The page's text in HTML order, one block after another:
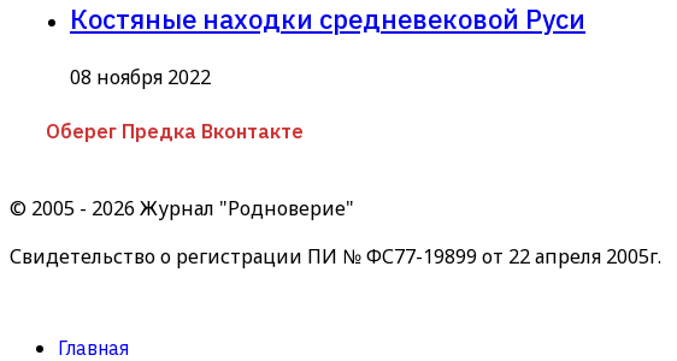
Костяные находки средневековой Руси
08 ноября 2022
Оберег Предка Вконтакте
© 2005 - 2026 Журнал "Родноверие"
Свидетельство о регистрации ПИ № ФС77-19899 от 22 апреля 2005г.
Главная